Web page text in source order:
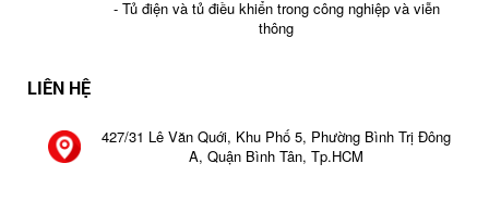
- Tủ điện và tủ điều khiển trong công nghiệp và viễn
thông
LIÊN HỆ
427/31 Lê Văn Quới, Khu Phố 5, Phường Bình Trị Đông
A, Quận Bình Tân, Tp.HCM